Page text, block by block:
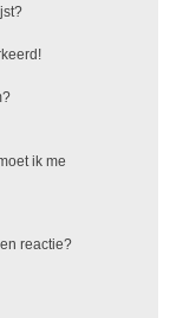
ik me
reactie?